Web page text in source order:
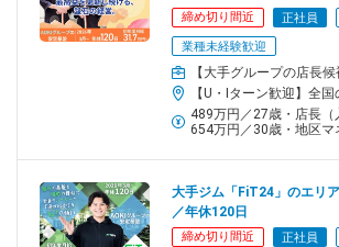
―――――――――…
当社では年に1回、社員とアルバイトを含め優
制度を設けています。カテゴリーごとに成績
を評価。接客スキルを高めるモチベーション
【3】資格取得支援を利用してスキルアップ！
―――――――――…
テキストの購入や受験料など、一人当たり年
補助します。最近では、メンタルヘルス・マ
ジネスキャリア検定などの資格取得が人気！
締め切り間近 正社員
業種未経験歓迎
489万円／27歳・店長（
654万円／30歳・地区マネ
大手ジム「FiT24」のエリ
／年休120日
締め切り間近 正社員